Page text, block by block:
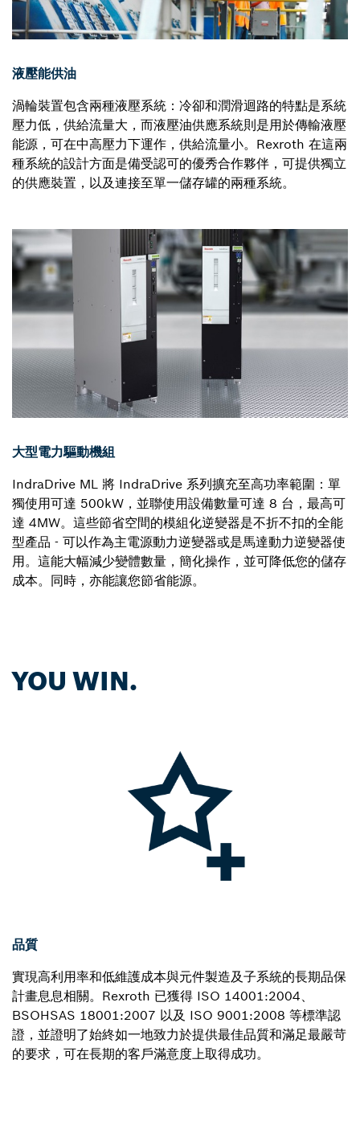
液壓能供油
渦輪裝置包含兩種液壓系統：冷卻和潤滑迴路的特點是系統
壓力低，供給流量大，而液壓油供應系統則是用於傳輸液壓
能源，可在中高壓力下運作，供給流量小。Rexroth 在這兩
種系統的設計方面是備受認可的優秀合作夥伴，可提供獨立
的供應裝置，以及連接至單一儲存罐的兩種系統。
大型電力驅動機組
IndraDrive ML 將 IndraDrive 系列擴充至高功率範圍：單
獨使用可達 500kW，並聯使用設備數量可達 8 台，最高可
達 4MW。這些節省空間的模組化逆變器是不折不扣的全能
型產品 - 可以作為主電源動力逆變器或是馬達動力逆變器使
用。這能大幅減少變體數量，簡化操作，並可降低您的儲存
成本。同時，亦能讓您節省能源。
YOU WIN.
品質
實現高利用率和低維護成本與元件製造及子系統的長期品保
計畫息息相關。Rexroth 已獲得 ISO 14001:2004、
BSOHSAS 18001:2007 以及 ISO 9001:2008 等標準認
證，並證明了始終如一地致力於提供最佳品質和滿足最嚴苛
的要求，可在長期的客戶滿意度上取得成功。